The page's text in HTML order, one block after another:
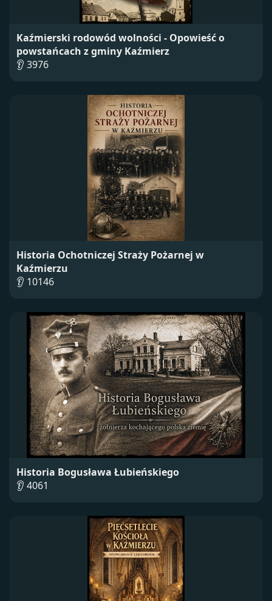
Kaźmierski rodowód wolności - Opowieść o
powstańcach z gminy Kaźmierz
👂 3976
Historia Ochotniczej Straży Pożarnej w
Kaźmierzu
👂 10146
Historia Bogusława Łubieńskiego
👂 4061